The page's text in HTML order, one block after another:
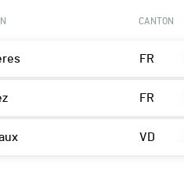
CANTON
FR
FR
VD